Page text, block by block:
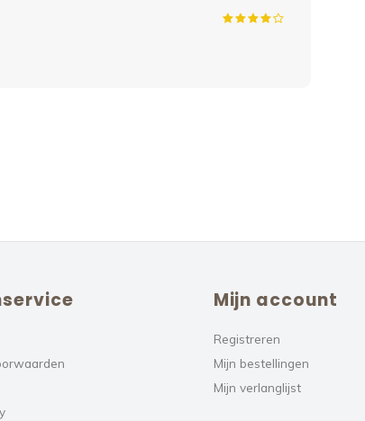
Mijn account
Registreren
Mijn bestellingen
Mijn verlanglijst